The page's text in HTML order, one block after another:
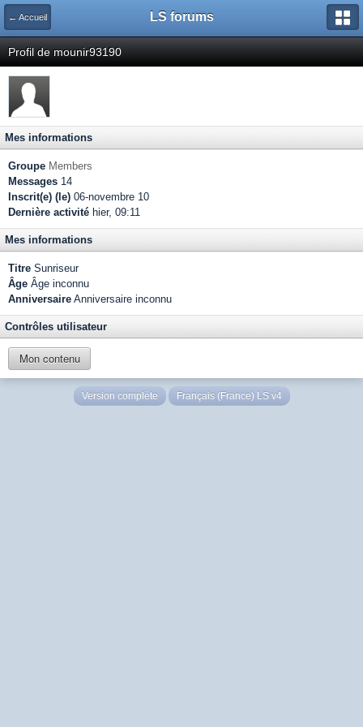
← Accueil LS forums
Profil de mounir93190
Mes informations
Groupe Members
Messages 14
Inscrit(e) (le) 06-novembre 10
Dernière activité hier, 09:11
Mes informations
Titre Sunriseur
Âge Âge inconnu
Anniversaire Anniversaire inconnu
Contrôles utilisateur
Mon contenu
Version complète Français (France) LS v4